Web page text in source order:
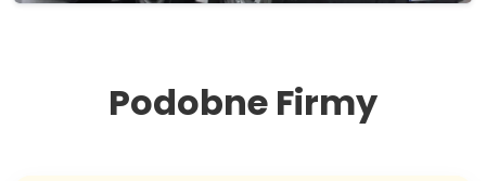
Podobne Firmy